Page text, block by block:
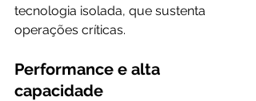
tecnologia isolada, que sustenta
operações críticas.
Performance e alta
capacidade